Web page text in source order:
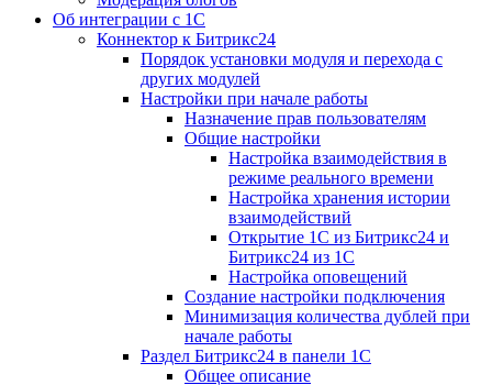
Об интеграции с 1С
Коннектор к Битрикс24
Порядок установки модуля и перехода с
других модулей
Настройки при начале работы
Назначение прав пользователям
Общие настройки
Настройка взаимодействия в
режиме реального времени
Настройка хранения истории
взаимодействий
Открытие 1С из Битрикс24 и
Битрикс24 из 1С
Настройка оповещений
Создание настройки подключения
Минимизация количества дублей при
начале работы
Раздел Битрикс24 в панели 1С
Общее описание